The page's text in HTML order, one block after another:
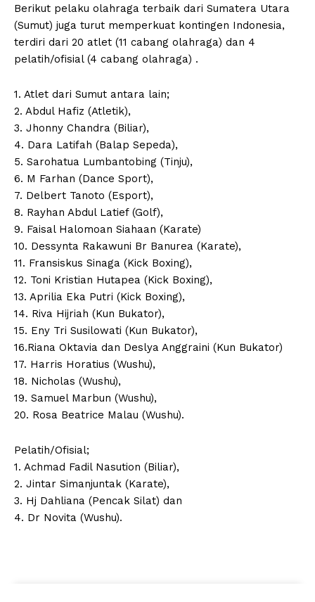
Berikut pelaku olahraga terbaik dari Sumatera Utara
(Sumut) juga turut memperkuat kontingen Indonesia,
terdiri dari 20 atlet (11 cabang olahraga) dan 4
pelatih/ofisial (4 cabang olahraga) .
1. Atlet dari Sumut antara lain;
2. Abdul Hafiz (Atletik),
3. Jhonny Chandra (Biliar),
4. Dara Latifah (Balap Sepeda),
5. Sarohatua Lumbantobing (Tinju),
6. M Farhan (Dance Sport),
7. Delbert Tanoto (Esport),
8. Rayhan Abdul Latief (Golf),
9. Faisal Halomoan Siahaan (Karate)
10. Dessynta Rakawuni Br Banurea (Karate),
11. Fransiskus Sinaga (Kick Boxing),
12. Toni Kristian Hutapea (Kick Boxing),
13. Aprilia Eka Putri (Kick Boxing),
14. Riva Hijriah (Kun Bukator),
15. Eny Tri Susilowati (Kun Bukator),
16.Riana Oktavia dan Deslya Anggraini (Kun Bukator)
17. Harris Horatius (Wushu),
18. Nicholas (Wushu),
19. Samuel Marbun (Wushu),
20. Rosa Beatrice Malau (Wushu).
Pelatih/Ofisial;
1. Achmad Fadil Nasution (Biliar),
2. Jintar Simanjuntak (Karate),
3. Hj Dahliana (Pencak Silat) dan
4. Dr Novita (Wushu).